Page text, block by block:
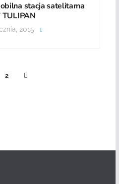
stacja satelitarna
TULIPAN
2015
2